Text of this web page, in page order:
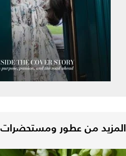
المزيد من عطور ومستحضرات